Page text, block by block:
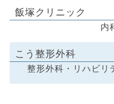
飯塚クリニック
内
こう整形外科
整形外科・リハビリ